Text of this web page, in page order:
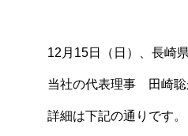
12月15日（日）、長崎
当社の代表理事 田崎聡
詳細は下記の通りです。